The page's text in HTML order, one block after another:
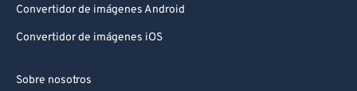
Convertidor de imágenes Android
Convertidor de imágenes iOS
Sobre nosotros